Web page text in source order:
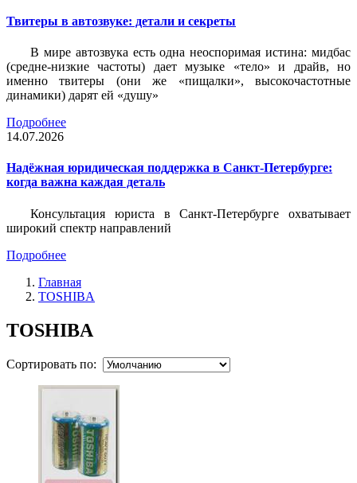
Твитеры в автозвуке: детали и секреты
В мире автозвука есть одна неоспоримая истина: мидбас
(средне-низкие частоты) дает музыке «тело» и драйв, но
именно твитеры (они же «пищалки», высокочастотные
динамики) дарят ей «душу»
Подробнее
14.07.2026
Надёжная юридическая поддержка в Санкт-Петербурге:
когда важна каждая деталь
Консультация юриста в Санкт-Петербурге охватывает
широкий спектр направлений
Подробнее
Главная
TOSHIBA
TOSHIBA
Сортировать по: